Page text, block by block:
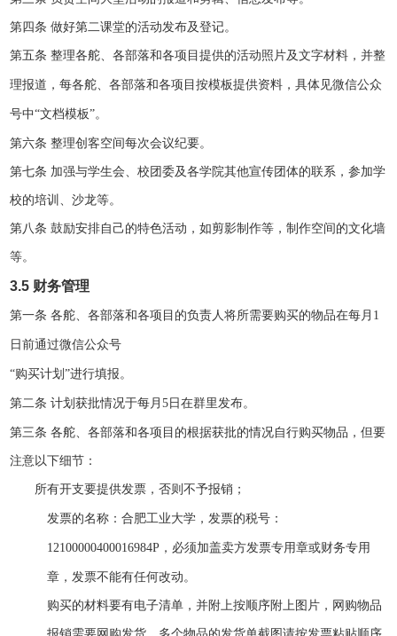
第四条做好第二课堂的活动发布及登记。
第五条整理各舵、各部落和各项目提供的活动照片及文字材料，并整
理报道，每各舵、各部落和各项目按模板提供资料，具体见微信公众
号中“文档模板”。
第六条整理创客空间每次会议纪要。
第七条 加强与学生会、校团委及各学院其他宣传团体的联系，参加学
校的培训、沙龙等。
第八条鼓励安排自己的特色活动，如剪影制作等，制作空间的文化墙
等。
3.5 财务管理
第一条 各舵、各部落和各项目的负责人将所需要购买的物品在每月 1
日前通过微信公众号
“购买计划”进行填报。
第二条计划获批情况于每月5日在群里发布。
第三条各舵、各部落和各项目的根据获批的情况自行购买物品，但要
注意以下细节：
所有开支要提供发票，否则不予报销；
发票的名称：合肥工业大学，发票的税号：
12100000400016984P ， 必须加盖卖方发票专用章或财务专用
章 ， 发票不能有任何改动。
购买的材料要有电子清单，并附上按顺序附上图片， 网购物品